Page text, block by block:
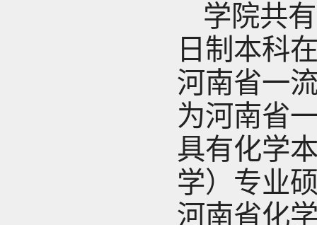
学院共
日制本科
河南省一
为河南省
具有化学
学）专业
河南省化